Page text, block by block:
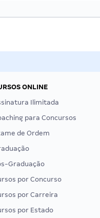
ONLINE
Ilimitada
para Concursos
de Ordem
Graduação
por Concurso
por Carreira
por Estado